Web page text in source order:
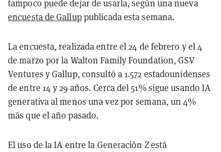
tampoco puede dejar de usarla, según una nueva
encuesta de Galluppublicada esta semana.
La encuesta, realizada entre el 24 de febrero y el 4
de marzo por la Walton Family Foundation, GSV
Ventures y Gallup, consultó a 1.572 estadounidenses
de entre 14 y 29 años. Cerca del 51% sigue usando IA
generativa al menos una vez por semana, un 4%
más que el año pasado.
El uso de la IA entre la Generación Z está